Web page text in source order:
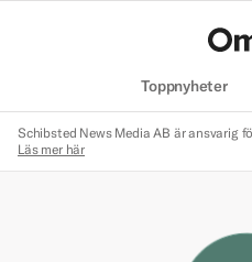
Toppnyheter
Schibsted News Media AB är ansvarig
Läs mer här